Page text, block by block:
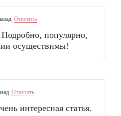
Ответить
популярно,
осуществимы!
Ответить
интересная статья.